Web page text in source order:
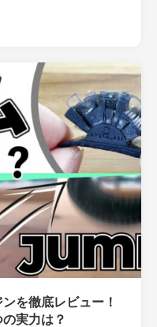
を徹底レビュー！
実力は？